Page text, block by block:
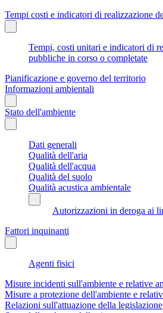
Tempi costi e indicatori di realizzazione
Tempi, costi unitari e indicatori di
pubbliche in corso o completate
Pianificazione e governo del territorio
Informazioni ambientali
Stato dell'ambiente
Dati generali
Qualità dell'aria
Qualità dell'acqua
Qualità del suolo
Qualità acustica ambientale
Autorizzazioni in deroga ai
Fattori inquinanti
Agenti fisici
Misure incidenti sull'ambiente e relative
Misure a protezione dell'ambiente e
Relazioni sull'attuazione della legislazione